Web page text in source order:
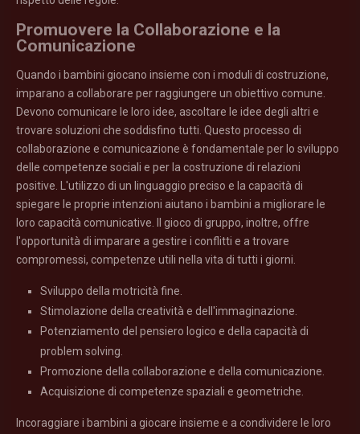
Promuovere la Collaborazione e la
Comunicazione
Quando i bambini giocano insieme con i moduli di costruzione,
imparano a collaborare per raggiungere un obiettivo comune.
Devono comunicare le loro idee, ascoltare le idee degli altri e
trovare soluzioni che soddisfino tutti. Questo processo di
collaborazione e comunicazione è fondamentale per lo sviluppo
delle competenze sociali e per la costruzione di relazioni
positive. L'utilizzo di un linguaggio preciso e la capacità di
spiegare le proprie intenzioni aiutano i bambini a migliorare le
loro capacità comunicative. Il gioco di gruppo, inoltre, offre
l'opportunità di imparare a gestire i conflitti e a trovare
compromessi, competenze utili nella vita di tutti i giorni.
Sviluppo della motricità fine.
Stimolazione della creatività e dell'immaginazione.
Potenziamento del pensiero logico e della capacità di
problem solving.
Promozione della collaborazione e della comunicazione.
Acquisizione di competenze spaziali e geometriche.
Incoraggiare i bambini a giocare insieme e a condividere le loro